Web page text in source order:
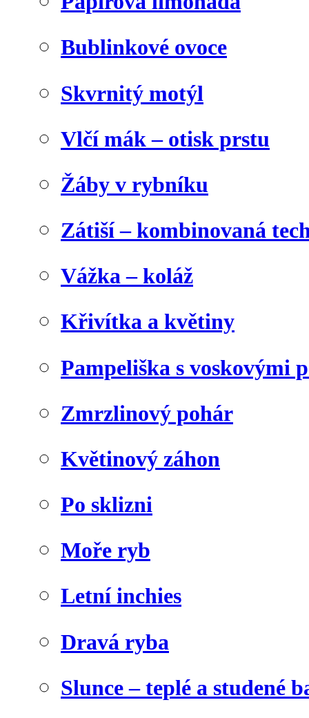
Bublinkové ovoce
Skvrnitý motýl
Vlčí mák – otisk prstu
Žáby v rybníku
Zátiší – kombinovaná
Vážka – koláž
Křivítka a květiny
Pampeliška s voskovými
Zmrzlinový pohár
Květinový záhon
Po sklizni
Moře ryb
Letní inchies
Dravá ryba
Slunce – teplé a studené